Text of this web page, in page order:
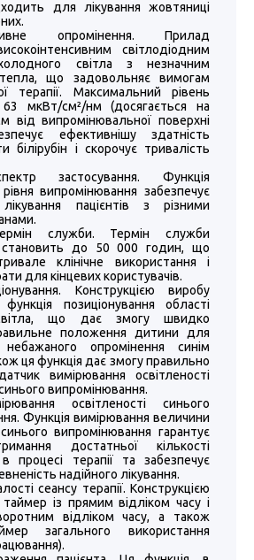
для лікування жовтяниці
опромінення. Прилад
світлодіодним
світла з незначним
що задовольняє вимогам
терапії. Максимальний рівень
63 мкВт/см²/нм (досягається на
від випромінювальної поверхні
ефективнішу здатність
білірубін і скорочує тривалість
застосування. Функція
випромінювання забезпечує
пацієнтів з різними
служби. Термін служби
становить до 50 000 годин, що
клінічне використання і
для кінцевих користувачів.
Конструкцією виробу
позиціонування області
що дає змогу швидко
положення дитини для
опромінення синім
ця функція дає змогу правильно
вимірювання освітленості
випромінювання.
освітленості синього
Функція вимірювання величини
синього випромінювання гарантує
достатньої кількості
процесі терапії та забезпечує
надійного лікування.
сеансу терапії. Конструкцією
із прямим відліком часу і
відліком часу, а також
загального використання